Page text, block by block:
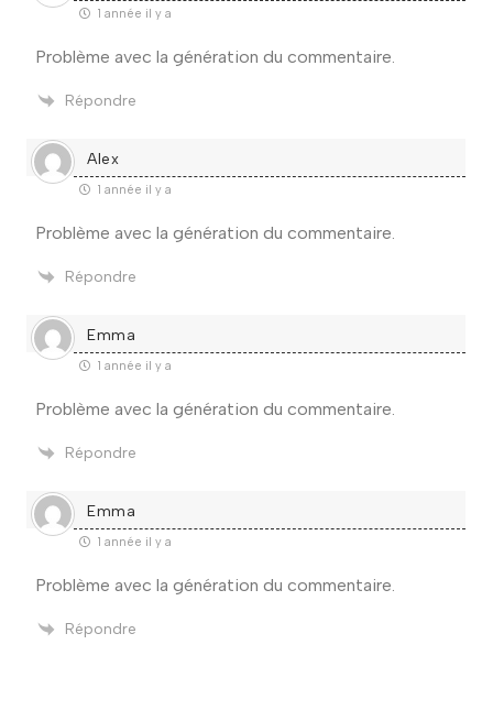
1 année il y a
Problème avec la génération du commentaire.
Répondre
Alex
1 année il y a
Problème avec la génération du commentaire.
Répondre
Emma
1 année il y a
Problème avec la génération du commentaire.
Répondre
Emma
1 année il y a
Problème avec la génération du commentaire.
Répondre